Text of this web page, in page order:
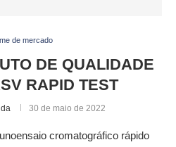
de mercado
DE QUALIDADE
RAPID TEST
30 de maio de 2022
cromatográfico rápido